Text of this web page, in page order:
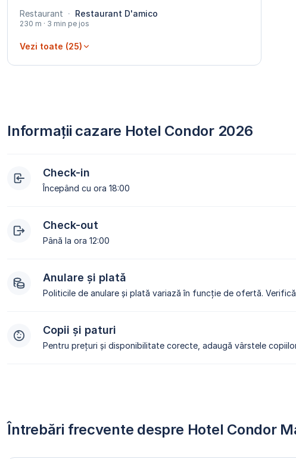
Restaurant · Restaurant D'amico
230 m · 3 min pe jos
Vezi toate (25)
Informații cazare Hotel Condor 2026
Check-in
Începând cu ora 18:00
Check-out
Până la ora 12:00
Anulare și plată
Politicile de anulare și plată variază în funcție de ofertă.
Copii și paturi
Pentru prețuri și disponibilitate corecte, adaugă vârstele
Întrebări frecvente despre Hotel Condor